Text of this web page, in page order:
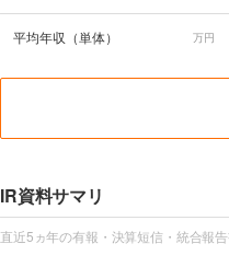
平均年収（単体） 万円
IR資料サマリ
直近5ヵ年の有報・決算短信・統合報